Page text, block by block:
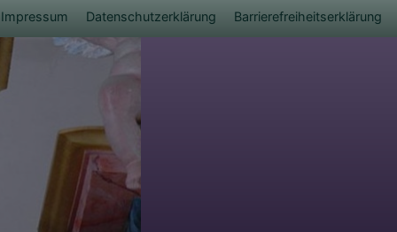
Impressum Datenschutzerklärung Barrierefreiheitserklärung